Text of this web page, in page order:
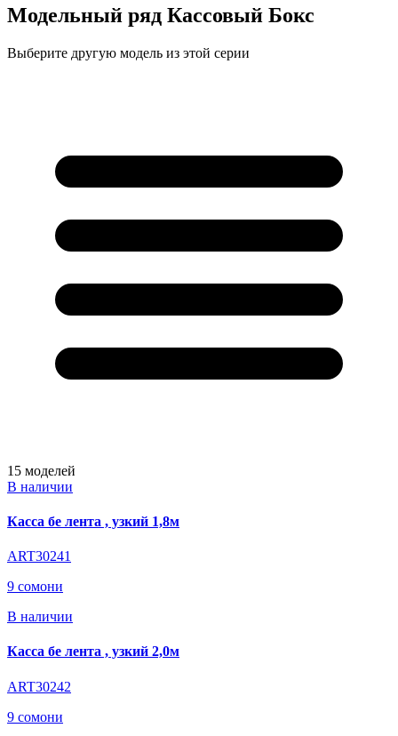
Модельный ряд Кассовый Бокс
Выберите другую модель из этой серии
15 моделей
В наличии
Касса бе лента , узкий 1,8м
ART30241
9 сомони
В наличии
Касса бе лента , узкий 2,0м
ART30242
9 сомони